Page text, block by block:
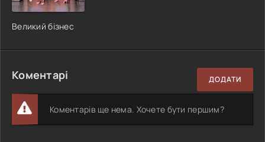
Великий бізнес
Коментарі ДОДАТИ
Коментарів ще нема. Хочете бути першим?